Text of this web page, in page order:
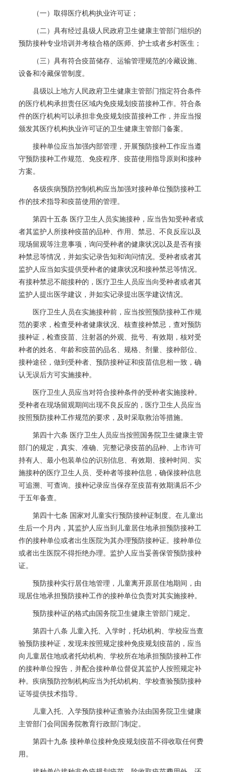
（一）取得医疗机构执业许可证；
（二）具有经过县级人民政府卫生健康主管部门组织的
预防接种专业培训并考核合格的医师、护士或者乡村医生；
（三）具有符合疫苗储存、运输管理规范的冷藏设施、
设备和冷藏保管制度。
县级以上地方人民政府卫生健康主管部门指定符合条件
的医疗机构承担责任区域内免疫规划疫苗接种工作。符合条
件的医疗机构可以承担非免疫规划疫苗接种工作，并应当报
颁发其医疗机构执业许可证的卫生健康主管部门备案。
接种单位应当加强内部管理，开展预防接种工作应当遵
守预防接种工作规范、免疫程序、疫苗使用指导原则和接种
方案。
各级疾病预防控制机构应当加强对接种单位预防接种工
作的技术指导和疫苗使用的管理。
第四十五条 医疗卫生人员实施接种，应当告知受种者或
者其监护人所接种疫苗的品种、作用、禁忌、不良反应以及
现场留观等注意事项，询问受种者的健康状况以及是否有接
种禁忌等情况，并如实记录告知和询问情况。受种者或者其
监护人应当如实提供受种者的健康状况和接种禁忌等情况。
有接种禁忌不能接种的，医疗卫生人员应当向受种者或者其
监护人提出医学建议，并如实记录提出医学建议情况。
医疗卫生人员在实施接种前，应当按照预防接种工作规
范的要求，检查受种者健康状况、核查接种禁忌，查对预防
接种证，检查疫苗、注射器的外观、批号、有效期，核对受
种者的姓名、年龄和疫苗的品名、规格、剂量、接种部位、
接种途径，做到受种者、预防接种证和疫苗信息相一致，确
认无误后方可实施接种。
医疗卫生人员应当对符合接种条件的受种者实施接种。
受种者在现场留观期间出现不良反应的，医疗卫生人员应当
按照预防接种工作规范的要求，及时采取救治等措施。
第四十六条 医疗卫生人员应当按照国务院卫生健康主管
部门的规定，真实、准确、完整记录疫苗的品种、上市许可
持有人、最小包装单位的识别信息、有效期、接种时间、实
施接种的医疗卫生人员、受种者等接种信息，确保接种信息
可追溯、可查询。接种记录应当保存至疫苗有效期满后不少
于五年备查。
第四十七条 国家对儿童实行预防接种证制度。在儿童出
生后一个月内，其监护人应当到儿童居住地承担预防接种工
作的接种单位或者出生医院为其办理预防接种证。接种单位
或者出生医院不得拒绝办理。监护人应当妥善保管预防接种
证。
预防接种实行居住地管理，儿童离开原居住地期间，由
现居住地承担预防接种工作的接种单位负责对其实施接种。
预防接种证的格式由国务院卫生健康主管部门规定。
第四十八条 儿童入托、入学时，托幼机构、学校应当查
验预防接种证，发现未按照规定接种免疫规划疫苗的，应当
向儿童居住地或者托幼机构、学校所在地承担预防接种工作
的接种单位报告，并配合接种单位督促其监护人按照规定补
种。疾病预防控制机构应当为托幼机构、学校查验预防接种
证等提供技术指导。
儿童入托、入学预防接种证查验办法由国务院卫生健康
主管部门会同国务院教育行政部门制定。
第四十九条 接种单位接种免疫规划疫苗不得收取任何费
用。